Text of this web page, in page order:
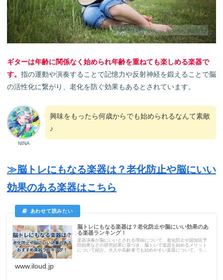
ギターは年齢に関係なく始められ年齢を重ねても楽しめる楽器で
す。 指の運動や演奏することで記憶力や反射神経を鍛えることで脳
の活性化に繋がり、老化を防ぐ効果もあるとされています。
NINA
興味をもったら何歳からでも始められるなんて素敵
♪
≫脳トレにもなる楽器は？老化防止や脳にいい
効果のある楽器はこちら
脳トレにもなる楽器は？老化防止や脳にいい効果のあ
る楽器ランキング！
楽器演奏が脳にいいとされる理由について、老化防止や認知症予
防効果などの研究結果に基づき、脳トレで楽器を始めるメリット
について紹介。大人や高齢者でも始めやすい楽器について、ラン
www.iloud.jp